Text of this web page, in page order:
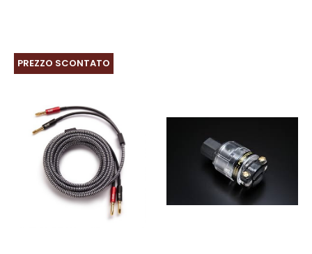
PREZZO SCONTATO